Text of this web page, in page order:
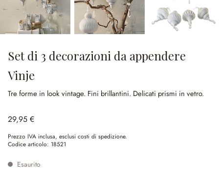
Set di 3 decorazioni da appendere
Vinje
Tre forme in look vintage. Fini brillantini. Delicati prismi in vetro.
29,95 €
Prezzo IVA inclusa, esclusi costi di spedizione.
Codice articolo: 18521
Esaurito